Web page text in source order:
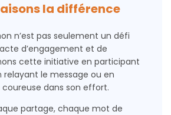
la différence
n’est pas seulement un défi
d’engagement et de
cette initiative en participant
le message ou en
dans son effort.
partage, chaque mot de